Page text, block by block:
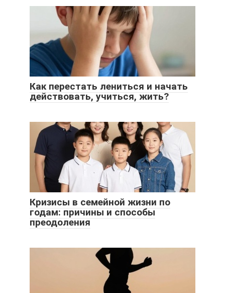
Как перестать лениться и начать
действовать, учиться, жить?
Кризисы в семейной жизни по
годам: причины и способы
преодоления